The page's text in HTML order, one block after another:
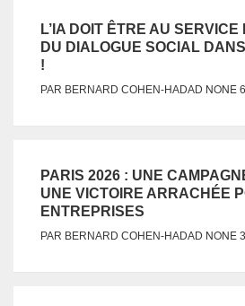
L’IA DOIT ÊTRE AU SERVICE
DU DIALOGUE SOCIAL
!
PAR BERNARD COHEN-HADAD NONE
PARIS 2026 : UNE
UNE VICTOIRE ARRACHÉE
ENTREPRISES
PAR BERNARD COHEN-HADAD NONE